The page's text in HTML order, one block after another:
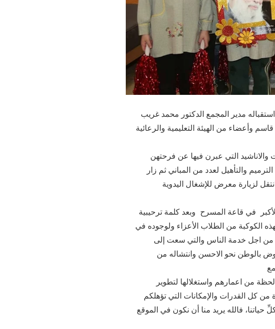
مدير المجمع الدكتور محمد غريب
وأعضاء من الهيئة التعليمية والرعائية
والاناشيد التي عبرن فيها عن فرحتهن
والتأهيل لعدد من المباني ثم زار
لزيارة معرض للإشغال اليدوية
في قاعة المسرح وبعد كلمة ترحيبية
الكوكبة من الطلاب الأعزاء ولوجوده في
من اجل خدمة الناس والتي سعت إلى
بالوطن نحو الاحسن وانتشاله من
من اعمارهم واستغلالها لتطوير
كل القدرات والإمكانات التي تؤهلكم
حياتنا، فالله يريد منا أن نكون في الموقع